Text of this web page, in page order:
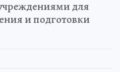
для
и подготовки